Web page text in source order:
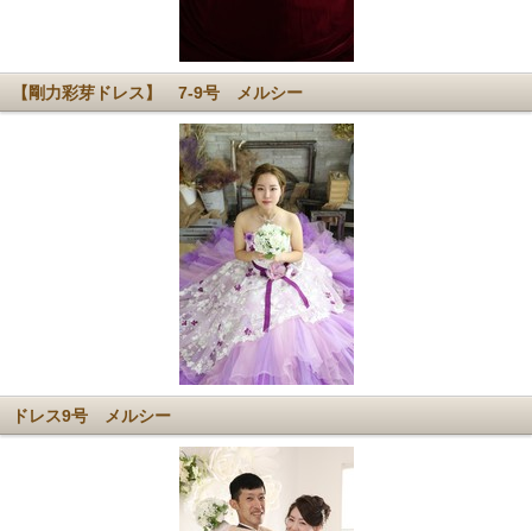
【剛力彩芽ドレス】 7-9号 メルシー
ドレス9号 メルシー